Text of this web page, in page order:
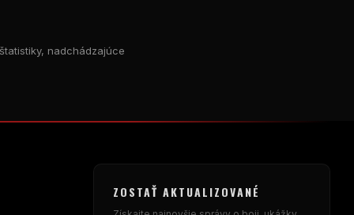
nadchádzajúce
ZOSTAŤ AKTUALIZOVANÉ